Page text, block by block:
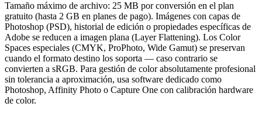
Tamaño máximo de archivo: 25 MB por conversión en el plan
gratuito (hasta 2 GB en planes de pago). Imágenes con capas de
Photoshop (PSD), historial de edición o propiedades específicas de
Adobe se reducen a imagen plana (Layer Flattening). Los Color
Spaces especiales (CMYK, ProPhoto, Wide Gamut) se preservan
cuando el formato destino los soporta — caso contrario se
convierten a sRGB. Para gestión de color absolutamente profesional
sin tolerancia a aproximación, usa software dedicado como
Photoshop, Affinity Photo o Capture One con calibración hardware
de color.